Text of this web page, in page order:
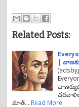
Related Posts:
|
మాత్… Read More